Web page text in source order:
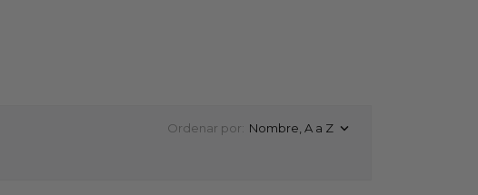
Ordenar por: Nombre, A a Z 